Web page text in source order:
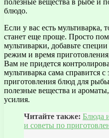
блюдо.
Если у вас есть
станет еще проще. Просто
мультиварки, добавьте
режим и время
Вам не придется
мультиварка сама справится
приготовления блюд для рыбы
полезные вещества и
усилия.
Читайте также: Блюда
и советы по